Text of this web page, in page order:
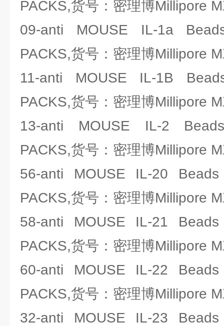
PACKS,货号：密理博Millipore
09-anti MOUSE IL-1a
PACKS,货号：密理博Millipore
11-anti MOUSE IL-1B
PACKS,货号：密理博Millipore
13-anti MOUSE IL-2 Beads
PACKS,货号：密理博Millipore
56-anti MOUSE IL-20
PACKS,货号：密理博Millipore
58-anti MOUSE IL-21
PACKS,货号：密理博Millipore
60-anti MOUSE IL-22
PACKS,货号：密理博Millipore
32-anti MOUSE IL-23